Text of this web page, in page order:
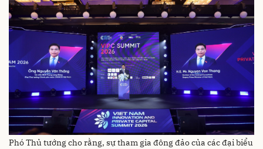
Phó Thủ tướng cho rằng, sự tham gia đông đảo của các đại biểu